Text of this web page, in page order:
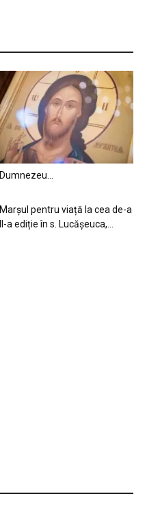
Dumnezeu…
Marșul pentru viață la cea de-a
II-a ediție în s. Lucășeuca,...